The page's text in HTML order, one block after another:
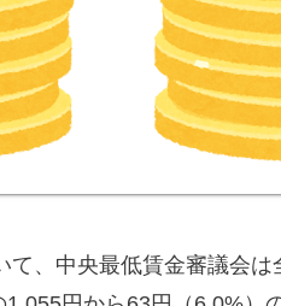
、中央最低賃金審議会